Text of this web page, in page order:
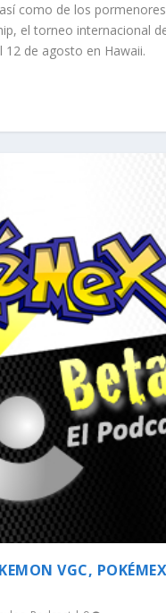
como de los
el torneo internacional
12 de agosto en Hawaii.
VGC, POKÉMEX